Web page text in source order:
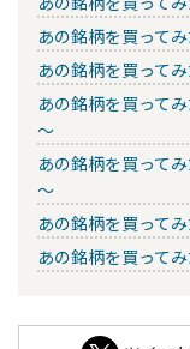
あの銘柄を買って
あの銘柄を買って
あの銘柄を買って
～
あの銘柄を買って
～
あの銘柄を買って
あの銘柄を買って